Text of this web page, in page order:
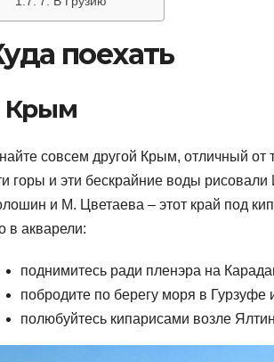
поехать
Крым
совсем другой Крым, отличный
горы и эти бескрайние воды
и М. Цветаева – этот край под
в акварели:
поднимитесь ради пленэра на
побродите по берегу моря в Гурзуфе
полюбуйтесь кипарисами возле